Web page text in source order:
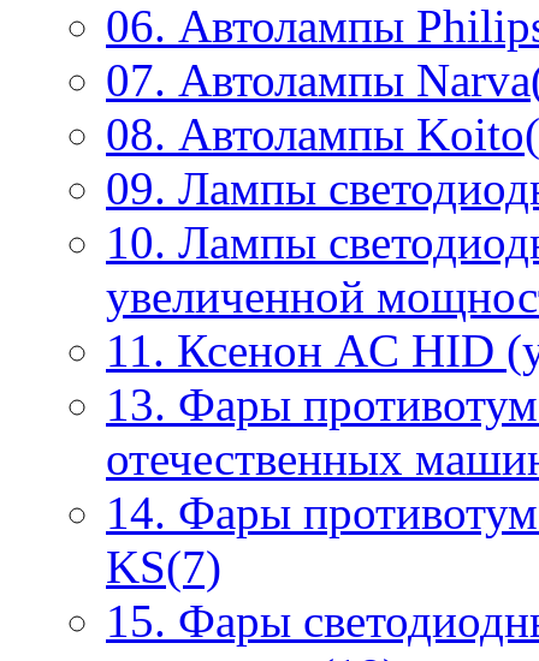
06. Автолампы
07. Автолампы
08. Автолампы
09. Лампы
10. Лампы
увеличенной
11. Ксенон AC HID
13. Фары
отечественных
14. Фары
KS(7)
15. Фары